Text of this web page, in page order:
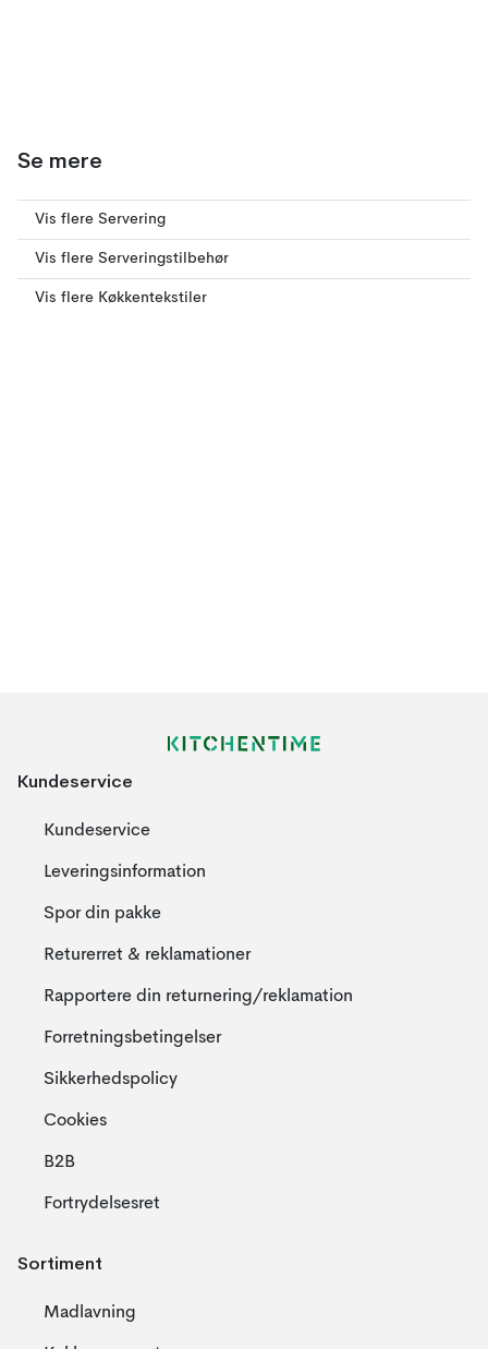
Se mere
Vis flere Servering
Vis flere Serveringstilbehør
Vis flere Køkkentekstiler
Kundeservice
Kundeservice
Leveringsinformation
Spor din pakke
Returerret & reklamationer
Rapportere din returnering/reklamation
Forretningsbetingelser
Sikkerhedspolicy
Cookies
B2B
Fortrydelsesret
Sortiment
Madlavning